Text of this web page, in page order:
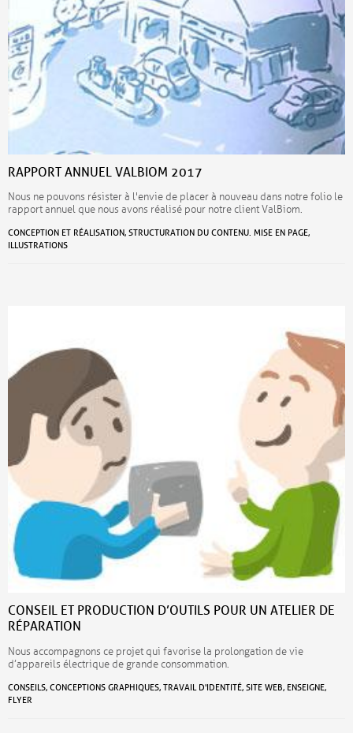
RAPPORT ANNUEL VALBIOM 2017
Nous ne pouvons résister à l'envie de placer à nouveau dans notre folio le
rapport annuel que nous avons réalisé pour notre client ValBiom.
CONCEPTION ET RÉALISATION, STRUCTURATION DU CONTENU. MISE EN PAGE,
ILLUSTRATIONS
CONSEIL ET PRODUCTION D’OUTILS POUR UN ATELIER DE
RÉPARATION
Nous accompagnons ce projet qui favorise la prolongation de vie
d’appareils électrique de grande consommation.
CONSEILS, CONCEPTIONS GRAPHIQUES, TRAVAIL D'IDENTITÉ, SITE WEB, ENSEIGNE,
FLYER